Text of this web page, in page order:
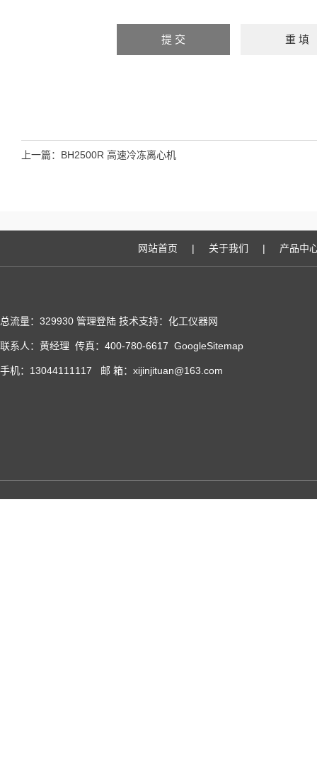
上一篇： BH2500R 高速冷冻离心机
网站首页 | 关于我们 | 产品中
总流量：329930 管理登陆 技术支持：化工仪器网
联系人：黄经理 传真：400-780-6617 GoogleSitemap
手机：13044111117 邮 箱：xijinjituan@163.com